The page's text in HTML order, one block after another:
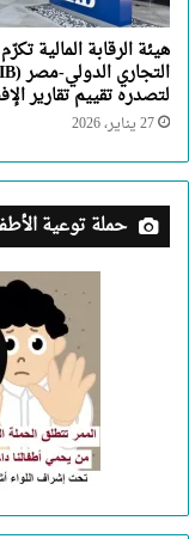
هيئة الرقابة المالية
لتصدره تقييم تقارير
27 يناير، 2026
حملة توعية